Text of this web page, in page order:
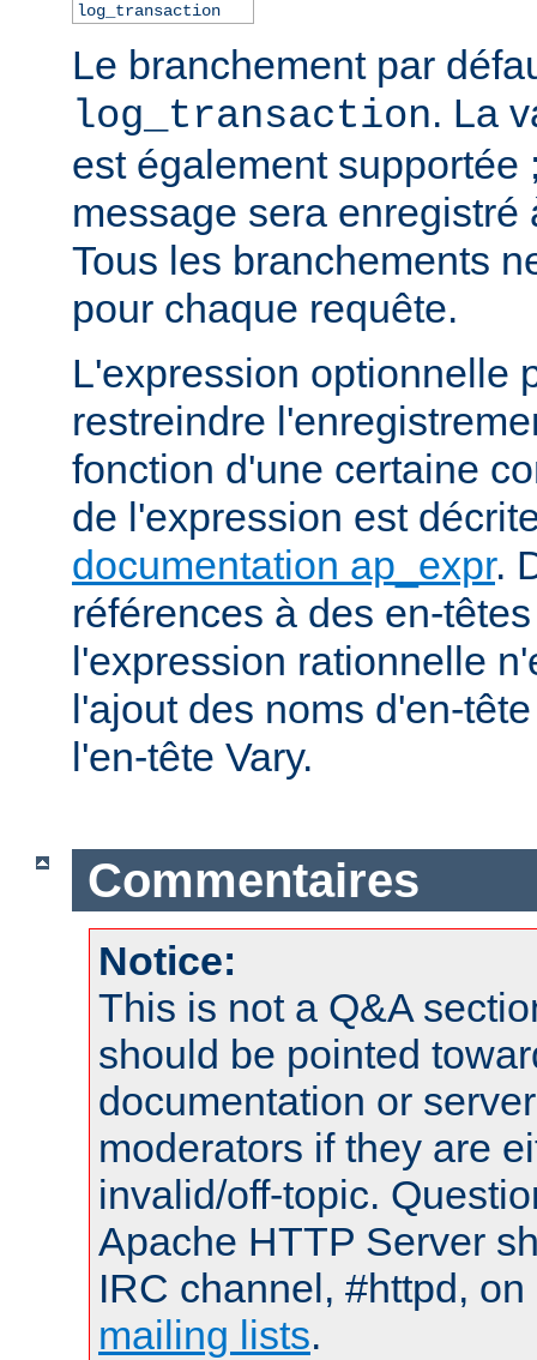
log_transaction
Le branchement par
log_transaction. La
est également supportée
message sera enregistré
Tous les branchements
pour chaque requête.
L'expression optionnelle
restreindre
fonction d'une certaine
de l'expression est
documentation ap_expr.
références à des en-
l'expression rationnelle
l'ajout des noms d'en-
l'en-tête Vary.
Commentaires
Notice:
This is not a Q&A
should be pointed
documentation or
moderators if they are
invalid/off-topic.
Apache HTTP Server
IRC channel, #httpd,
mailing lists.